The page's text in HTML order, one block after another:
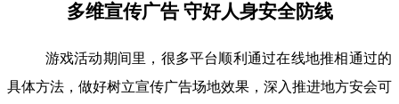
多维宣传广告 守好人身安全防线
游戏活动期间里，很多平台顺利通过在线地推相通过的
具体方法，做好树立宣传广告场地效果，深入推进地方安会可